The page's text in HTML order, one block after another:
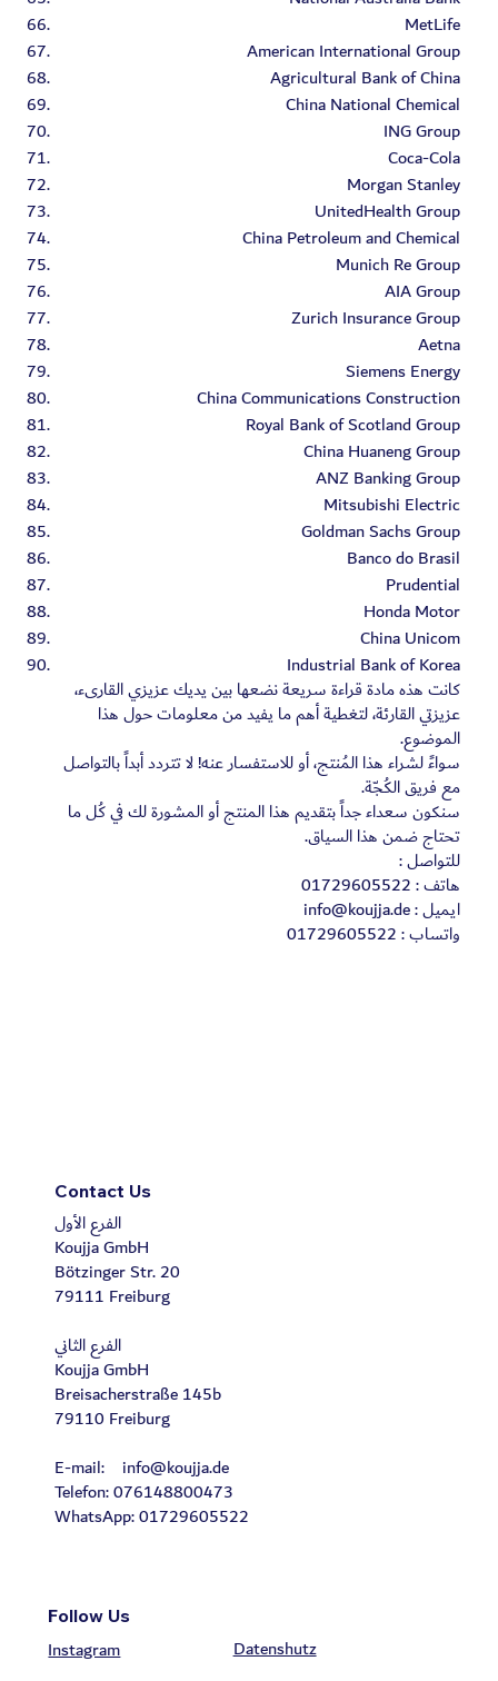
MetLife
American International Group
Agricultural Bank of China
China National Chemical
ING Group
Coca-Cola
Morgan Stanley
UnitedHealth Group
China Petroleum and Chemical
Munich Re Group
AIA Group
Zurich Insurance Group
Aetna
Siemens Energy
China Communications Construction
Royal Bank of Scotland Group
China Huaneng Group
ANZ Banking Group
Mitsubishi Electric
Goldman Sachs Group
Banco do Brasil
Prudential
Honda Motor
China Unicom
Industrial Bank of Korea
كانت هذه مادة قراءة سريعة نضعها بين يديك عزيزي القارىء،
عزيزتي القارئة، لتغطية أهم ما يفيد من معلومات حول هذا
الموضوع.
سواءً لشراء هذا المُنتج، أو للاستفسار عنه! لا تتردد أبداً بالتواصل
مع فريق الكُجّة.
سنكون سعداء جداً بتقديم هذا المنتج أو المشورة لك في كُل ما
تحتاج ضمن هذا السياق.
للتواصل :
هاتف : 01729605522
ايميل :info@koujja.de
واتساب : 01729605522
Contact Us
الفرع الأول
Koujja GmbH
Bötzinger Str. 20
79111 Freiburg
الفرع الثاني
Koujja GmbH
Breisacherstraße 145b
79110 Freiburg
E-mail: info@koujja.de
Telefon: 076148800473
WhatsApp: 01729605522
Follow Us
Instagram
Datenshutz